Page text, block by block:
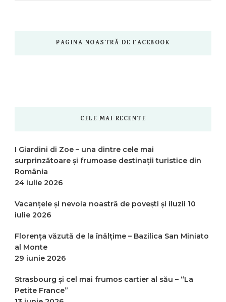
PAGINA NOASTRĂ DE FACEBOOK
CELE MAI RECENTE
I Giardini di Zoe – una dintre cele mai
surprinzătoare și frumoase destinații turistice din
România
24 iulie 2026
Vacanțele și nevoia noastră de povești și iluzii 10
iulie 2026
Florența văzută de la înălțime – Bazilica San Miniato
al Monte
29 iunie 2026
Strasbourg și cel mai frumos cartier al său – “La
Petite France”